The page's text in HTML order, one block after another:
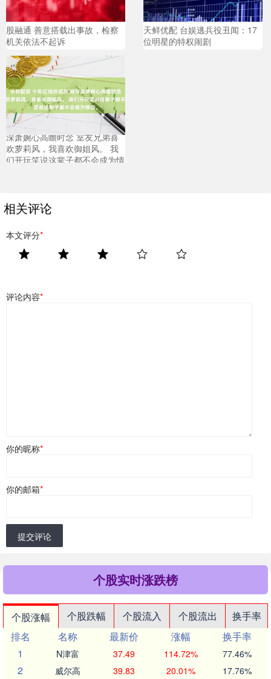
股融通 善意搭载出事故，检察
机关依法不起诉
天鲜优配 台娱逃兵役丑闻：17
位明星的特权闹剧
宇轩配资 十年红线终成灰 顾匀
深萧婉心高瞻时念 室友兄弟喜
欢萝莉风，我喜欢御姐风。 我
们开玩笑说这辈子都不会成为情
相关评论
本文评分*
评论内容*
你的昵称*
你的邮箱*
提交评论
个股实时涨跌榜
个股涨幅 个股跌幅 个股流入 个股流出
换手率
排名
名称 最新价 涨幅
换手率
1
N津富 37.49 114.72% 77.46%
2 威尔高 39.83 20.01% 17.76%